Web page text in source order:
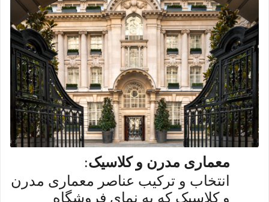
معماری مدرن و کلاسیک:
انتخاب و ترکیب عناصر معماری مدرن
و کلاسیک که به نمای فروشگاه